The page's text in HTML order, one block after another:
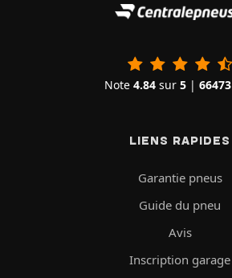
Note 4.84 sur 5 | 66473
LIENS RAPIDES
Garantie pneus
Guide du pneu
Avis
Inscription garage